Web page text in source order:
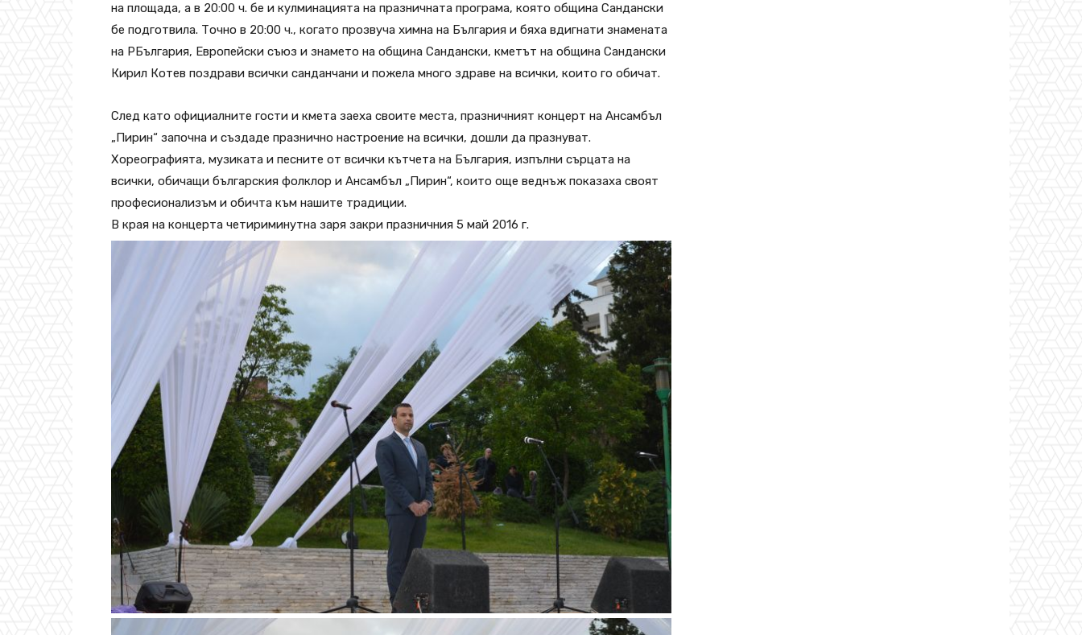
на площада, а в 20:00 ч. бе и кулминацията на празничната програма, която община Сандански
бе подготвила. Точно в 20:00 ч., когато прозвуча химна на България и бяха вдигнати знамената
на РБългария, Европейски съюз и знамето на община Сандански, кметът на община Сандански
Кирил Котев поздрави всички санданчани и пожела много здраве на всички, които го обичат.
След като официалните гости и кмета заеха своите места, празничният концерт на Ансамбъл
„Пирин“ започна и създаде празнично настроение на всички, дошли да празнуват.
Хореографията, музиката и песните от всички кътчета на България, изпълни сърцата на
всички, обичащи българския фолклор и Ансамбъл „Пирин“, които още веднъж показаха своят
професионализъм и обичта към нашите традиции.
В края на концерта четириминутна заря закри празничния 5 май 2016 г.